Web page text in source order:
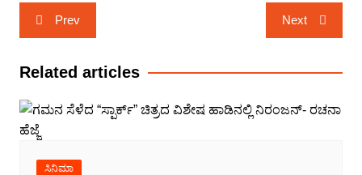
Post
navigation
Prev Next
Related articles
ಸಿನಿಮಾ